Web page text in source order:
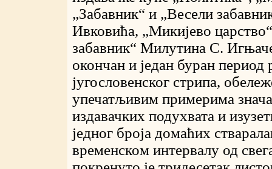
„Забавник“ и „Весели
Ивковића, „Микијево
забавник“ Милутина С.
окончан и један буран период
југословенског стрипа,
упечатљивим примерима
издавачких подухвата и
једног броја домаћих
временском интервалу од